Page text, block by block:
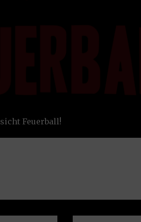
Feuerball!